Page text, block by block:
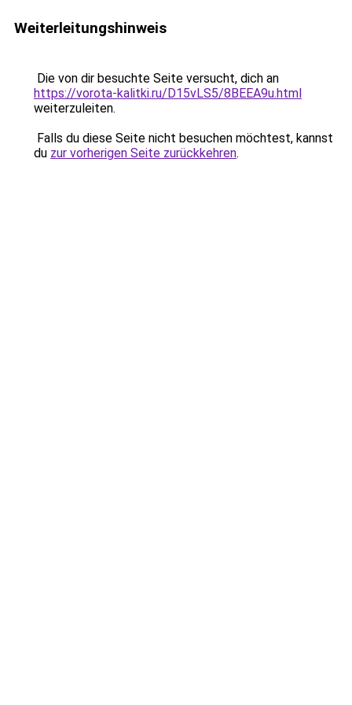
Weiterleitungshinweis
Die von dir besuchte Seite versucht, dich an
https://vorota-kalitki.ru/D15vLS5/8BEEA9u.html
weiterzuleiten.
Falls du diese Seite nicht besuchen möchtest, kannst
du zur vorherigen Seite zurückkehren.